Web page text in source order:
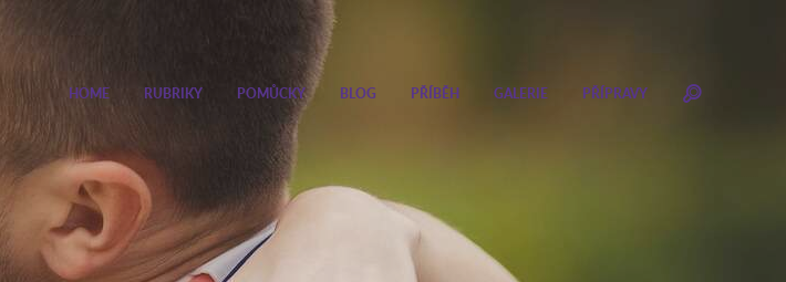
HOME RUBRIKY POMŮCKY BLOG PŘÍBĚH GALERIE PŘÍPRAVY